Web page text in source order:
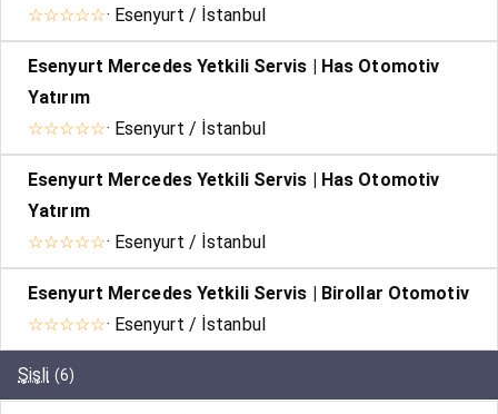
☆☆☆☆☆· Esenyurt / İstanbul
Esenyurt Mercedes Yetkili Servis | Has Otomotiv
Yatırım
☆☆☆☆☆· Esenyurt / İstanbul
Esenyurt Mercedes Yetkili Servis | Has Otomotiv
Yatırım
☆☆☆☆☆· Esenyurt / İstanbul
Esenyurt Mercedes Yetkili Servis | Birollar Otomotiv
☆☆☆☆☆· Esenyurt / İstanbul
Şişli (6)